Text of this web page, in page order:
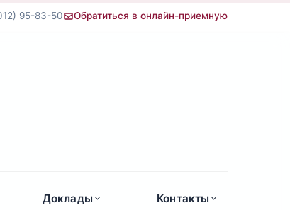
95-83-50 Обратиться в онлайн-приемную
Доклады Контакты